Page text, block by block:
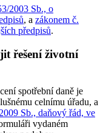
2003 Sb., o
, a zákonem č.
předpisů.
řešení životní
spotřební daně je
celnímu úřadu, a
Sb., daňový řád, ve
vydaném